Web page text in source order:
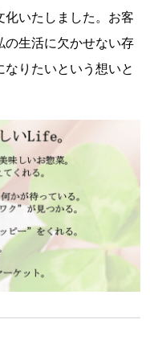
化いたしました。お客
の生活に欠かせない存
りたいという想いと